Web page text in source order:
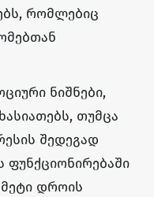
რომლებიც
ნიშნები,
თუმცა
შედეგად
დროის